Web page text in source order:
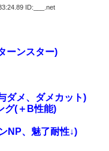
ID:___.net
ーンスター)
ダメ、ダメカット)
グ(＋B性能)
NP、魅了耐性↓)